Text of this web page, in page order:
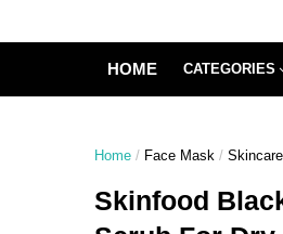
HOME CATEGORIES
Home / Face Mask / Skincare
Skinfood